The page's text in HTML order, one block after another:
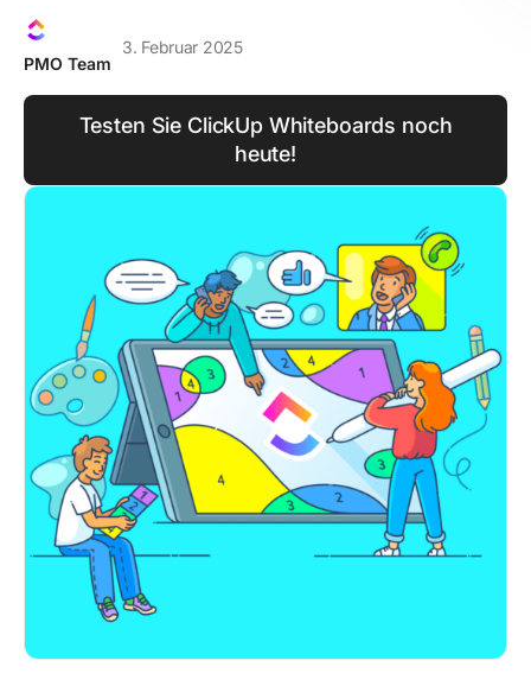
PMO Team
3. Februar 2025
Testen Sie ClickUp Whiteboards noch
heute!